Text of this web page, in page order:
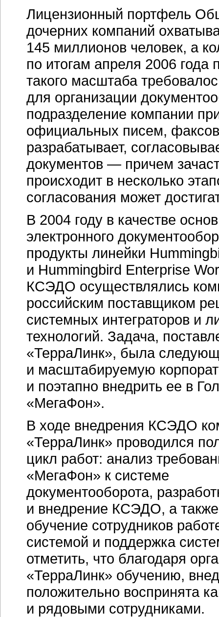
Лицензионный портфель
дочерних компаний
145 миллионов человек, а
по итогам апреля 2006
такого масштаба
для организации
подразделение компании
официальных писем,
разрабатывает,
документов — причем
происходит в несколько
согласования может
В 2004 году в качестве
электронного
продукты линейки
и Hummingbird Enterprise
КСЭДО осуществлялись
российским поставщиком
системных интеграторов и
технологий. Задача,
«ТерраЛинк», была
и масштабируемую
и поэтапно внедрить ее в
«МегаФон».
В ходе внедрения КСЭДО
«ТерраЛинк» проводился
цикл работ: анализ
«МегаФон» к системе
документооборота,
и внедрение КСЭДО, а также
обучение сотрудников
системой и поддержка
отметить, что благодаря
«ТерраЛинк» обучению,
положительно воспринята
и рядовыми сотрудниками.